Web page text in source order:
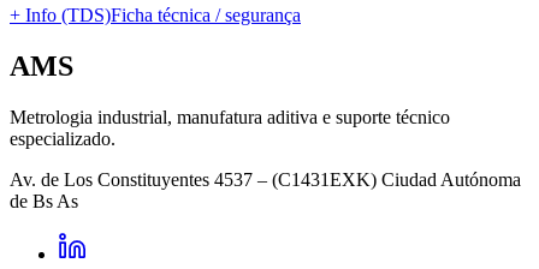
+ Info (TDS)Ficha técnica / segurança
AMS
Metrologia industrial, manufatura aditiva e suporte técnico
especializado.
Av. de Los Constituyentes 4537 – (C1431EXK) Ciudad Autónoma
de Bs As